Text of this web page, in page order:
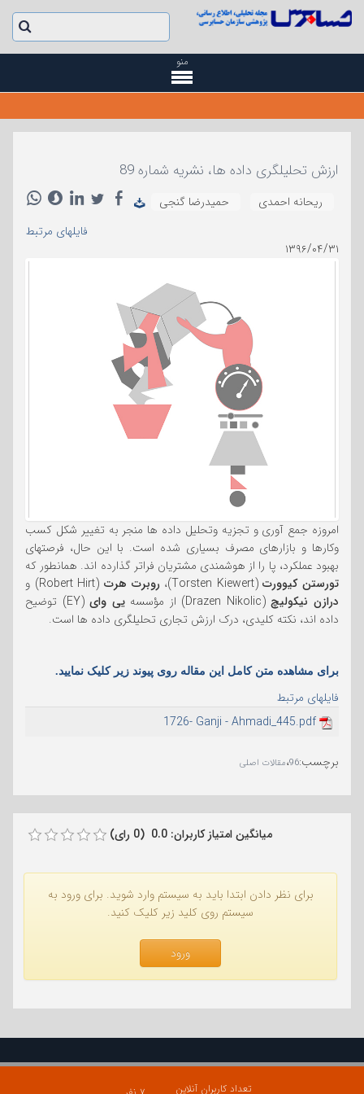
منو
ارزش تحلیلگری داده ها، نشریه شماره 89
ریحانه احمدی
حمیدرضا گنجی
فایلهای مرتبط
۱۳۹۶/۰۴/۳۱
امروزه جمع آوری و تجزیه وتحلیل داده ها منجر به تغییر شکل کسب
وکارها و بازارهای مصرف بسیاری شده است. با این حال، فرصتهای
بهبود عملکرد، پا را از هوشمندی مشتریان فراتر گذارده اند. همانطور که
تورستن کیوورت(Torsten Kiewert)، روبرت هرت (Robert Hirt) و
درازن نیکولیچ(Drazen Nikolic) از مؤسسه یی وای
(EY) توضیح
داده اند، نکته کلیدی، درک ارزش تجاری تحلیلگری داده ها است.
برای مشاهده متن کامل این مقاله روی پیوند زیر کلیک نمایید.
فایلهای مرتبط
1726- Ganji - Ahmadi_445.pdf
برچسب:
96،مقالات اصلی
میانگین امتیاز کاربران: 0.0 (0 رای)
برای نظر دادن ابتدا باید به سیستم وارد شوید. برای ورود به
سیستم روی کلید زیر کلیک کنید.
ورود
تعداد کاربران آنلاین